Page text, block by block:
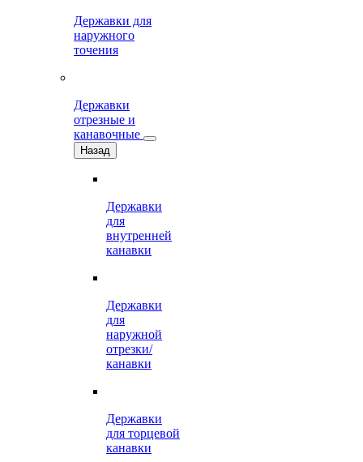
Державки для
наружного
точения
Державки
отрезные и
канавочные
Назад
Державки
для
внутренней
канавки
Державки
для
наружной
отрезки/
канавки
Державки
для торцевой
канавки